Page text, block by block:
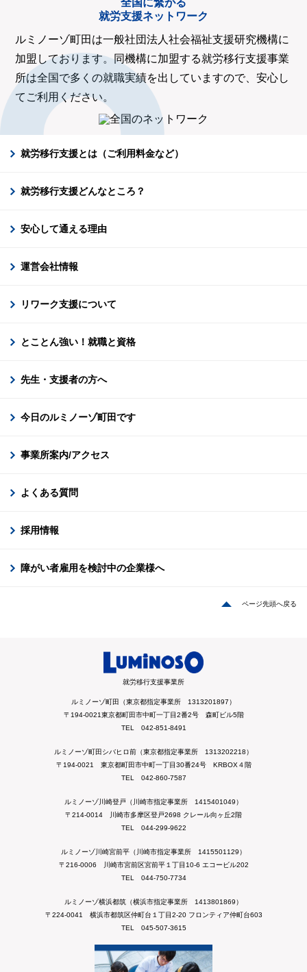
全国に繋がる
就労支援ネットワーク
ルミノーゾ町田は一般社団法人社会福祉支援研究機構に
加盟しております。同機構に加盟する就労移行支援事業
所は全国で多くの就職実績を出していますので、安心し
てご利用ください。
就労移行支援とは（ご利用料金など）
就労移行支援どんなところ？
安心して通える理由
運営会社情報
リワーク支援について
とことん強い！就職と資格
先生・支援者の方へ
今日のルミノーゾ町田です
事業所案内/アクセス
よくある質問
採用情報
障がい者雇用を検討中の企業様へ
ページ先頭へ戻る
就労移行支援事業所
ルミノーゾ町田（東京都指定事業所 1313201897）
〒194-0021東京都町田市中町一丁目2番2号 森町ビル5階
TEL 042-851-8491
ルミノーゾ町田シバヒロ前（東京都指定事業所 1313202218）
〒194-0021 東京都町田市中町一丁目30番24号 KRBOX４階
TEL 042-860-7587
ルミノーゾ川崎登戸（川崎市指定事業所 1415401049）
〒214-0014 川崎市多摩区登戸2698 クレール向ヶ丘2階
TEL 044-299-9622
ルミノーゾ川崎宮前平（川崎市指定事業所 1415501129）
〒216-0006 川崎市宮前区宮前平１丁目10-6 エコービル202
TEL 044-750-7734
ルミノーゾ横浜都筑（横浜市指定事業所 1413801869）
〒224-0041 横浜市都筑区仲町台１丁目2-20 フロンティア仲町台603
TEL 045-507-3615